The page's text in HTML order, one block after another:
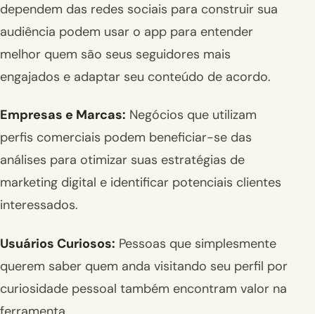
dependem das redes sociais para construir sua
audiência podem usar o app para entender
melhor quem são seus seguidores mais
engajados e adaptar seu conteúdo de acordo.
Empresas e Marcas: Negócios que utilizam
perfis comerciais podem beneficiar-se das
análises para otimizar suas estratégias de
marketing digital e identificar potenciais clientes
interessados.
Usuários Curiosos: Pessoas que simplesmente
querem saber quem anda visitando seu perfil por
curiosidade pessoal também encontram valor na